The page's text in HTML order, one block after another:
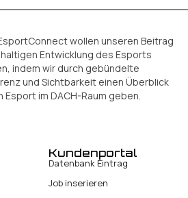
wollen unseren Beitrag
Entwicklung des Esports
indem wir durch gebündelte
und Sichtbarkeit einen Überblick
Esport im DACH-Raum geben.
Kundenportal
Datenbank Eintrag
Job inserieren